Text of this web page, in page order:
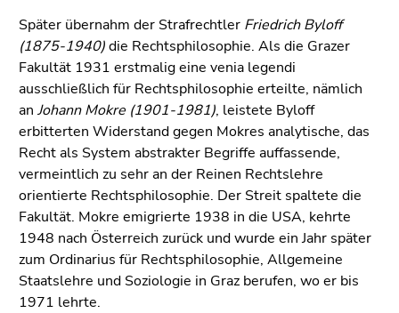
Später übernahm der Strafrechtler Friedrich Byloff
(1875-1940)die Rechtsphilosophie. Als die Grazer
Fakultät 1931 erstmalig eine venia legendi
ausschließlich für Rechtsphilosophie erteilte, nämlich
an Johann Mokre (1901-1981), leistete Byloff
erbitterten Widerstand gegen Mokres analytische, das
Recht als System abstrakter Begriffe auffassende,
vermeintlich zu sehr an der Reinen Rechtslehre
orientierte Rechtsphilosophie. Der Streit spaltete die
Fakultät. Mokre emigrierte 1938 in die USA, kehrte
1948 nach Österreich zurück und wurde ein Jahr später
zum Ordinarius für Rechtsphilosophie, Allgemeine
Staatslehre und Soziologie in Graz berufen, wo er bis
1971 lehrte.